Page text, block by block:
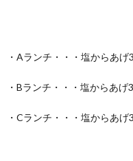
・Aランチ・・・塩からあ
・Bランチ・・・塩からあ
・Cランチ・・・塩からあ